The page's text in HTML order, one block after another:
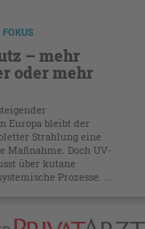
– mehr
oder mehr
Europa bleibt der
Strahlung eine
Maßnahme. Doch UV-
über kutane
Prozesse. ...